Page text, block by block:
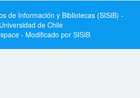
de Información y Bibliotecas (SISIB) -
Universidad de Chile
- Modificado por SISIB